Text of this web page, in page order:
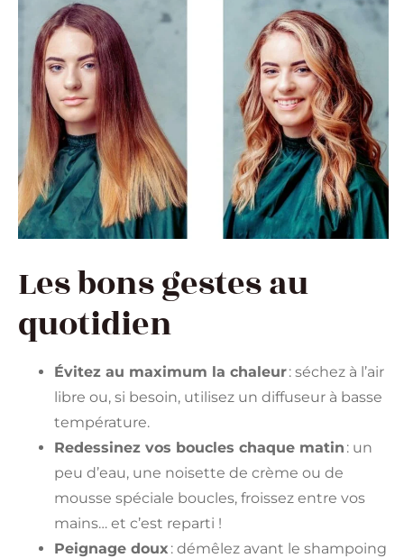
Les bons gestes au
quotidien
Évitez au maximum la chaleur: séchez à l’air
libre ou, si besoin, utilisez un diffuseur à basse
température.
Redessinez vos boucles chaque matin : un
peu d’eau, une noisette de crème ou de
mousse spéciale boucles, froissez entre vos
mains… et c’est reparti !
Peignage doux : démêlez avant le shampoing